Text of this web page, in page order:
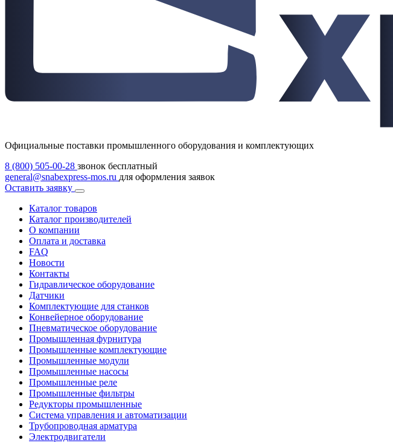
Официальные поставки промышленного оборудования и комплектующих
8 (800) 505-00-28 звонок бесплатный
general@snabexpress-mos.ru для оформления заявок
Оставить заявку
Каталог товаров
Каталог производителей
О компании
Оплата и доставка
FAQ
Новости
Контакты
Гидравлическое оборудование
Датчики
Комплектующие для станков
Конвейерное оборудование
Пневматическое оборудование
Промышленная фурнитура
Промышленные комплектующие
Промышленные модули
Промышленные насосы
Промышленные реле
Промышленные фильтры
Редукторы промышленные
Система управления и автоматизации
Трубопроводная арматура
Электродвигатели